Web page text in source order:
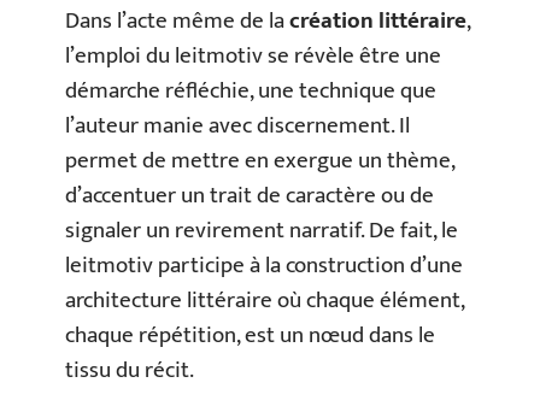
Dans l’acte même de lacréation littéraire,
l’emploi du leitmotiv se révèle être une
démarche réfléchie, une technique que
l’auteur manie avec discernement. Il
permet de mettre en exergue un thème,
d’accentuer un trait de caractère ou de
signaler un revirement narratif. De fait, le
leitmotiv participe à la construction d’une
architecture littéraire où chaque élément,
chaque répétition, est un nœud dans le
tissu du récit.